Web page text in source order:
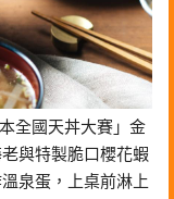
全國天丼大賽」金
與特製脆口櫻花蝦
泉蛋，上桌前淋上